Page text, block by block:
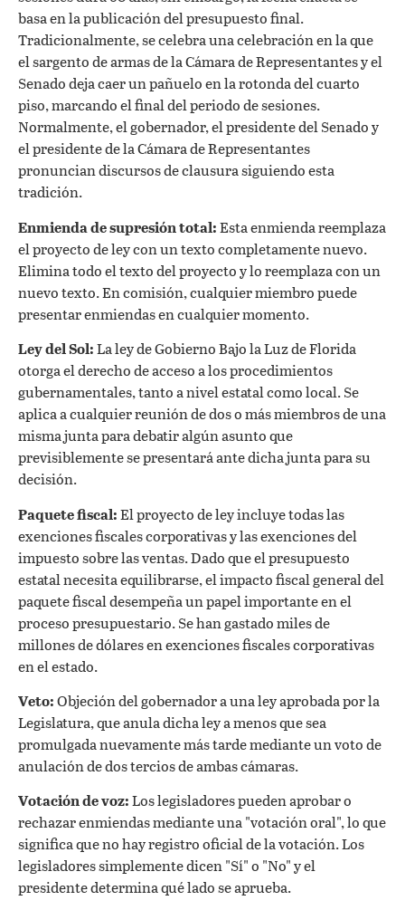
basa en la publicación del presupuesto final.
Tradicionalmente, se celebra una celebración en la que
el sargento de armas de la Cámara de Representantes y el
Senado deja caer un pañuelo en la rotonda del cuarto
piso, marcando el final del periodo de sesiones.
Normalmente, el gobernador, el presidente del Senado y
el presidente de la Cámara de Representantes
pronuncian discursos de clausura siguiendo esta
tradición.
Enmienda de supresión total:Esta enmienda reemplaza
el proyecto de ley con un texto completamente nuevo.
Elimina todo el texto del proyecto y lo reemplaza con un
nuevo texto. En comisión, cualquier miembro puede
presentar enmiendas en cualquier momento.
Ley del Sol:La ley de Gobierno Bajo la Luz de Florida
otorga el derecho de acceso a los procedimientos
gubernamentales, tanto a nivel estatal como local. Se
aplica a cualquier reunión de dos o más miembros de una
misma junta para debatir algún asunto que
previsiblemente se presentará ante dicha junta para su
decisión.
Paquete fiscal:El proyecto de ley incluye todas las
exenciones fiscales corporativas y las exenciones del
impuesto sobre las ventas. Dado que el presupuesto
estatal necesita equilibrarse, el impacto fiscal general del
paquete fiscal desempeña un papel importante en el
proceso presupuestario. Se han gastado miles de
millones de dólares en exenciones fiscales corporativas
en el estado.
Veto:Objeción del gobernador a una ley aprobada por la
Legislatura, que anula dicha ley a menos que sea
promulgada nuevamente más tarde mediante un voto de
anulación de dos tercios de ambas cámaras.
Votación de voz:Los legisladores pueden aprobar o
rechazar enmiendas mediante una "votación oral", lo que
significa que no hay registro oficial de la votación. Los
legisladores simplemente dicen "Sí" o "No" y el
presidente determina qué lado se aprueba.